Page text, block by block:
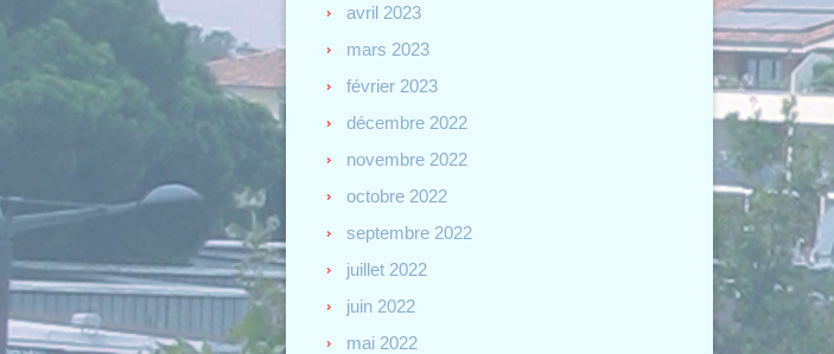
avril 2023
mars 2023
février 2023
décembre 2022
novembre 2022
octobre 2022
septembre 2022
juillet 2022
juin 2022
mai 2022